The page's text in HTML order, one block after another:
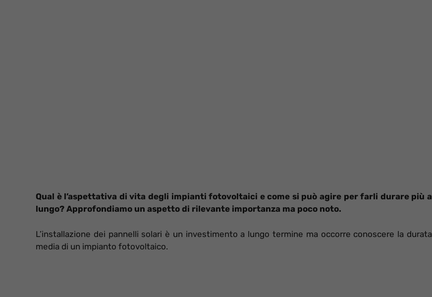
Qual è l’aspettativa di vita degli impianti fotovoltaici e come si può agire per farli durare più a
lungo? Approfondiamo un aspetto di rilevante importanza ma poco noto.
L’installazione dei pannelli solari è un investimento a lungo termine ma occorre conoscere la durata
media di un impianto fotovoltaico.